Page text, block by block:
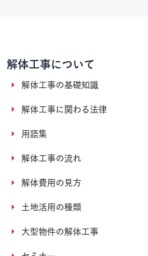
解体工事について
解体工事の基礎知識
解体工事に関わる法律
用語集
解体工事の流れ
解体費用の見方
土地活用の種類
大型物件の解体工事